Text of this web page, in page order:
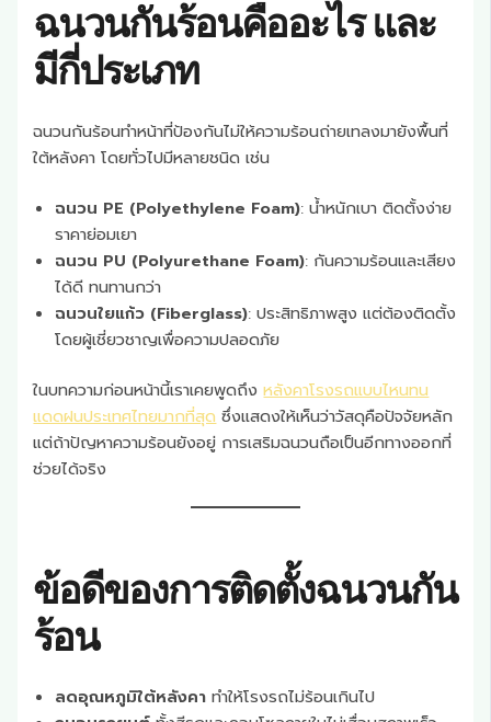
ฉนวนกันร้อนคืออะไร และ
มีกี่ประเภท
ฉนวนกันร้อนทำหน้าที่ป้องกันไม่ให้ความร้อนถ่ายเทลงมายังพื้นที่
ใต้หลังคา โดยทั่วไปมีหลายชนิด เช่น
ฉนวน PE (Polyethylene Foam): น้ำหนักเบา ติดตั้งง่าย
ราคาย่อมเยา
ฉนวน PU (Polyurethane Foam): กันความร้อนและเสียง
ได้ดี ทนทานกว่า
ฉนวนใยแก้ว (Fiberglass): ประสิทธิภาพสูง แต่ต้องติดตั้ง
โดยผู้เชี่ยวชาญเพื่อความปลอดภัย
ในบทความก่อนหน้านี้เราเคยพูดถึงหลังคาโรงรถแบบไหนทน
แดดฝนประเทศไทยมากที่สุด ซึ่งแสดงให้เห็นว่าวัสดุคือปัจจัยหลัก
แต่ถ้าปัญหาความร้อนยังอยู่ การเสริมฉนวนถือเป็นอีกทางออกที่
ช่วยได้จริง
ข้อดีของการติดตั้งฉนวนกัน
ร้อน
ลดอุณหภูมิใต้หลังคา ทำให้โรงรถไม่ร้อนเกินไป